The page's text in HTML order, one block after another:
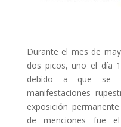
Durante el mes de
dos picos, uno el día
debido a que se
manifestaciones
exposición
de menciones fue